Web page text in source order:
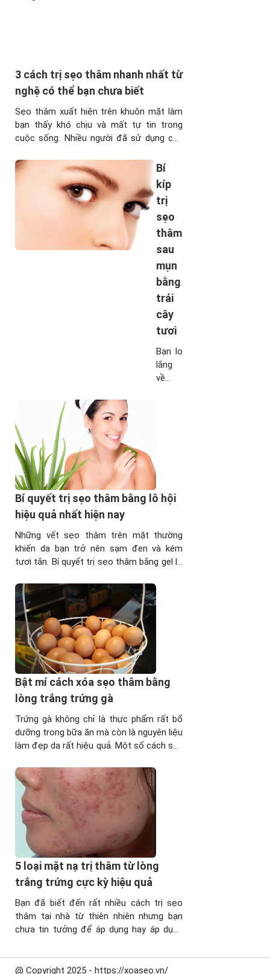
3 cách trị sẹo thâm nhanh nhất từ
nghệ có thể bạn chưa biết
Sẹo thâm xuất hiện trên khuôn mặt làm
bạn thấy khó chịu và mất tự tin trong
cuộc sống. Nhiều người đã sử dụng các
đam, mật ong, dầu oliu…và đặc biệt là
nghệ tươi để trị sẹo thâm tại nhà. Dưới
đây chúng tôi ...
Bí
kíp
trị
sẹo
thâm
sau
mụn
bằng
trái
cây
tươi
Bạn lo
lắng
về
mụn
lại làm
bạn
mất đi
thâm
hiệu
quả?
Chỉ
một
tươi
khác
bạn
...
Bí quyết trị sẹo thâm bằng lô hội
hiệu quả nhất hiện nay
Những vết sẹo thâm trên mặt thường
khiến da bạn trở nên sạm đen và kém
tươi tắn. Bí quyết trị sẹo thâm bằng gel lô
da của mình. >>Xem thêm: Có cách nào
trị sẹo thâm trên mặt nhanh nhất? Bí
quyết trị sẹo ...
Bật mí cách xóa sẹo thâm bằng
lòng trắng trứng gà
Trứng gà không chỉ là thực phẩm rất bổ
dưỡng trong bữa ăn mà còn là nguyên liệu
làm đẹp da rất hiệu quả. Một số cách sau
bằng lòng trắng trứng gà. Trị sẹo ở đâu
tốt nhất? Hình ảnh trước và sau khi trị ...
5 loại mặt nạ trị thâm từ lòng
trắng trứng cực kỳ hiệu quả
Bạn đã biết đến rất nhiều cách trị sẹo
thâm tại nhà từ thiên nhiên nhưng bạn
chưa tin tưởng để áp dụng hay áp dụng
nạ trị thâm từ lòng trắng trứng bạn sẽ yên
tâm về độ an toàn cũng như hiệu quả của
@ Copyright 2025 - https://xoaseo.vn/